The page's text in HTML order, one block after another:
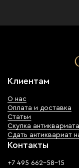
Клиентам
О нас
Оплата и доставка
Статьи
Скупка антиквариата
Сдать антиквариат
Контакты
+7 495 662-58-15